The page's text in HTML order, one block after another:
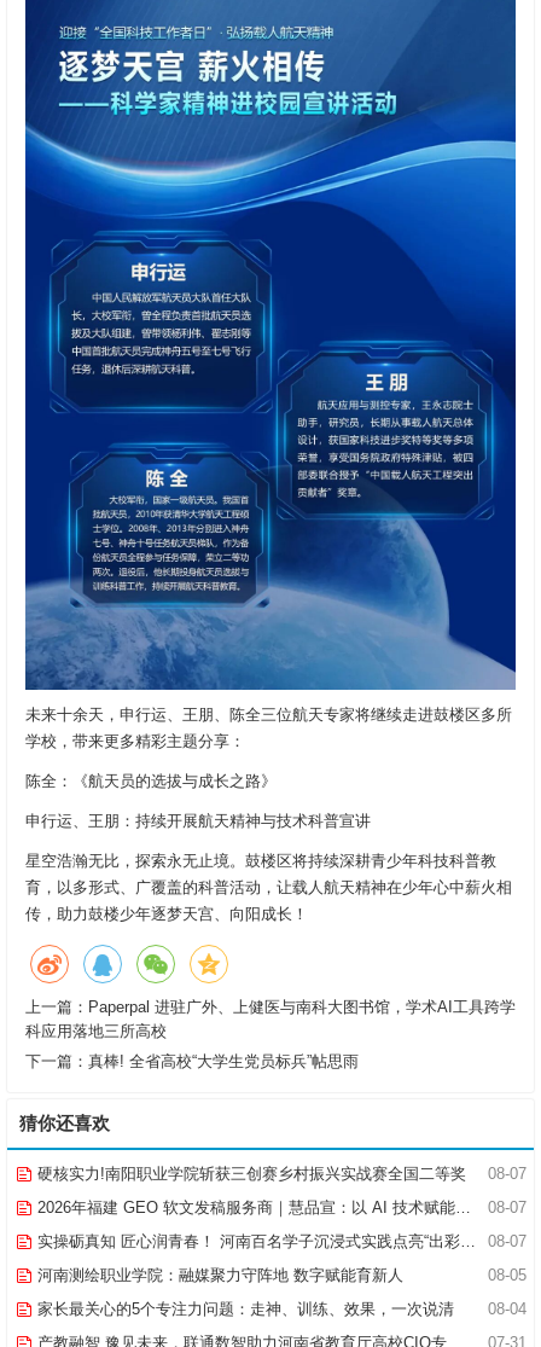
未来十余天，申行运、王朋、陈全三位航天专家将继续走进鼓楼区多所
学校，带来更多精彩主题分享：
陈全：《航天员的选拔与成长之路》
申行运、王朋：持续开展航天精神与技术科普宣讲
星空浩瀚无比，探索永无止境。鼓楼区将持续深耕青少年科技科普教
育，以多形式、广覆盖的科普活动，让载人航天精神在少年心中薪火相
传，助力鼓楼少年逐梦天宫、向阳成长！
上一篇： Paperpal 进驻广外、上健医与南科大图书馆，学术AI工具跨学
科应用落地三所高校
下一篇： 真棒! 全省高校“大学生党员标兵”帖思雨
猜你还喜欢
08-07
硬核实力!南阳职业学院斩获三创赛乡村振兴实战赛全国二等奖
08-07
2026年福建 GEO 软文发稿服务商｜慧品宣：以 AI 技术赋能品牌全域传播
08-07
实操砺真知 匠心润青春！ 河南百名学子沉浸式实践点亮“出彩中原”实践路
08-05
河南测绘职业学院：融媒聚力守阵地 数字赋能育新人
08-04
家长最关心的5个专注力问题：走神、训练、效果，一次说清
07-31
产教融智 豫见未来，联通数智助力河南省教育厅高校CIO专题研究班共探AI赋能高等教育新路径